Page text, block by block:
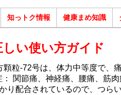
知っトク情報 健康まめ知識
い使い方ガイド
粒-72号は、体力中等度で、
関節痛、神経痛、腰痛、筋肉
り配合されているので、つら